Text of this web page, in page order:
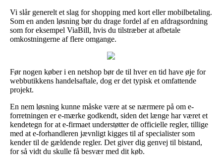
Vi slår generelt et slag for shopping med kort eller mobilbetaling.
Som en anden løsning bør du drage fordel af en afdragsordning
som for eksempel ViaBill, hvis du tilstræber at afbetale
omkostningerne af flere omgange.
Før nogen køber i en netshop bør de til hver en tid have øje for
webbutikkens handelsaftale, dog er det typisk et omfattende
projekt.
En nem løsning kunne måske være at se nærmere på om e-
forretningen er e-mærke godkendt, siden det længe har været et
kendetegn for at e-firmaet understøtter de officielle regler, tillige
med at e-forhandleren jævnligt kigges til af specialister som
kender til de gældende regler. Det giver dig genvej til bistand,
for så vidt du skulle få besvær med dit køb.